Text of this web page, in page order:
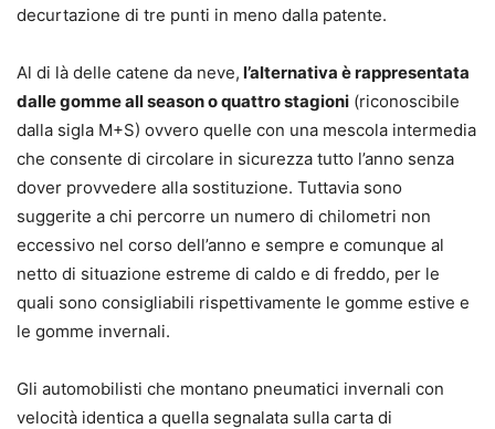
decurtazione di tre punti in meno dalla patente.
Al di là delle catene da neve, l’alternativa è rappresentata
dalle gomme all season o quattro stagioni (riconoscibile
dalla sigla M+S) ovvero quelle con una mescola intermedia
che consente di circolare in sicurezza tutto l’anno senza
dover provvedere alla sostituzione. Tuttavia sono
suggerite a chi percorre un numero di chilometri non
eccessivo nel corso dell’anno e sempre e comunque al
netto di situazione estreme di caldo e di freddo, per le
quali sono consigliabili rispettivamente le gomme estive e
le gomme invernali.
Gli automobilisti che montano pneumatici invernali con
velocità identica a quella segnalata sulla carta di